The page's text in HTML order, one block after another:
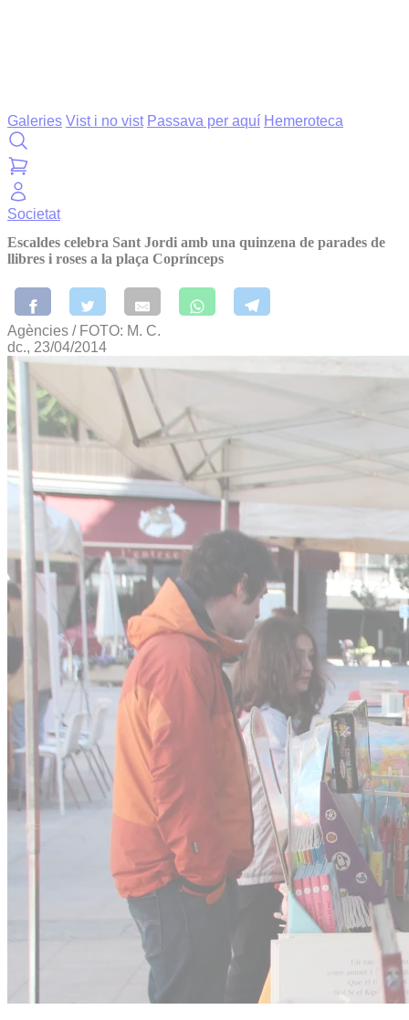
Galeries Vist i no vist Passava per aquí Hemeroteca
Societat
Escaldes celebra Sant Jordi amb una quinzena de parades de
llibres i roses a la plaça Coprínceps
Agències / FOTO: M. C.
dc., 23/04/2014